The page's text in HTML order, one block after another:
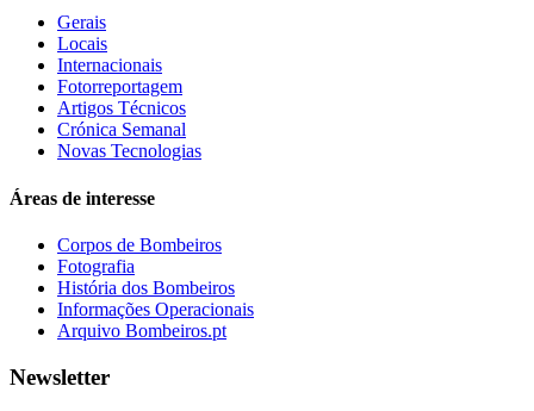
Gerais
Locais
Internacionais
Fotorreportagem
Artigos Técnicos
Crónica Semanal
Novas Tecnologias
Áreas de interesse
Corpos de Bombeiros
Fotografia
História dos Bombeiros
Informações Operacionais
Arquivo Bombeiros.pt
Newsletter